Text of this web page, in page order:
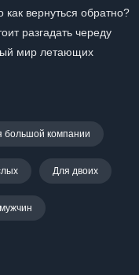
вернуться обратно?
разгадать череду
мир летающих
большой компании
Для двоих